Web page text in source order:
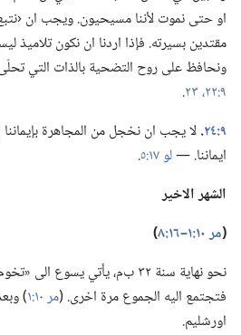
او حتى نموت لأننا مسيحيون.‏ ويجب ان
مقتدين بسيرته.‏ فإذا اردنا ان نكون تلاميذ
ونحافظ على روح التضحية بالذات التي
٩:‏٢٢،‏ ٢٣
‏.‏
٩:‏٢٤
‏.‏لا يجب ان نخجل من المجاهرة بإيماننا
ايماننا.‏ —‏لو ١٧:‏٥
‏.‏
الشهر الاخير
‏(‏مر ١٠:‏١–‏١٦:‏٨
‏)‏
نحو نهاية سنة ٣٢ ب‌م،‏ يأتي يسوع
فتجتمع اليه الجموع مرة اخرى.‏ (‏مر ١٠:‏١
‏)‏
اورشليم.‏